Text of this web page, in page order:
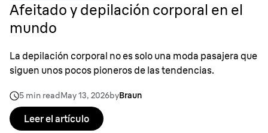
Afeitado y depilación corporal en el
mundo
La depilación corporal no es solo una moda pasajera que
siguen unos pocos pioneros de las tendencias.
5 min readMay 13, 2026byBraun
Leer el artículo